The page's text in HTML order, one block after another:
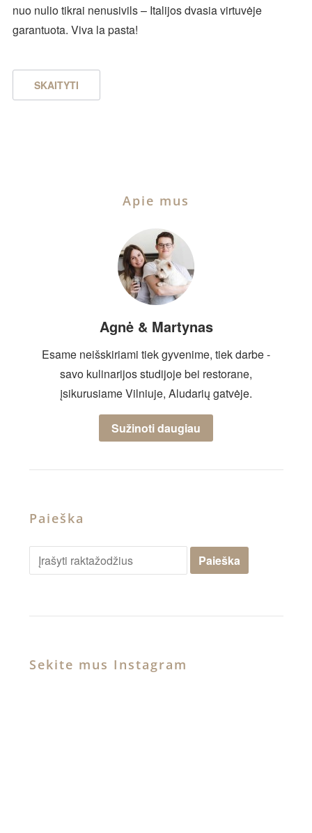
nuo nulio tikrai nenusivils – Italijos dvasia virtuvėje
garantuota. Viva la pasta!
SKAITYTI
Apie mus
Agnė & Martynas
Esame neišskiriami tiek gyvenime, tiek darbe -
savo kulinarijos studijoje bei restorane,
įsikurusiame Vilniuje, Aludarių gatvėje.
Sužinoti daugiau
Paieška
Sekite mus Instagram